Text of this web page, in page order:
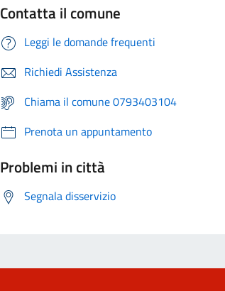
Contatta il comune
Leggi le domande frequenti
Richiedi Assistenza
Chiama il comune 0793403104
Prenota un appuntamento
Problemi in città
Segnala disservizio